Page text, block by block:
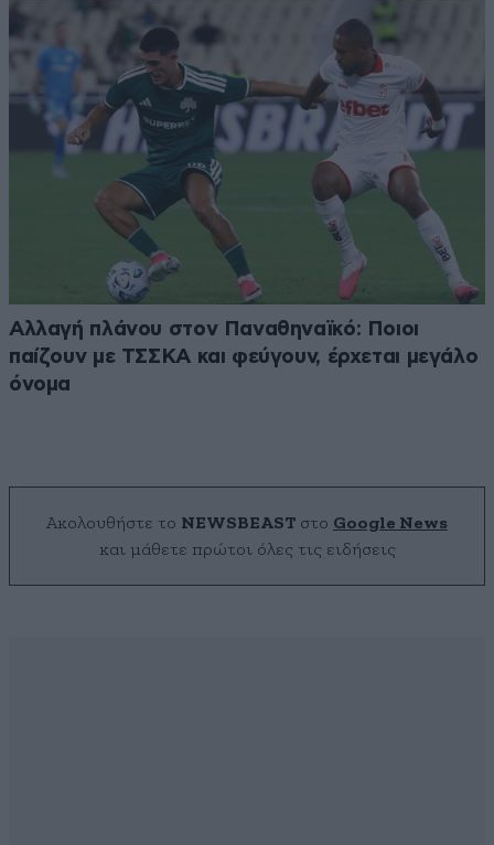
Αλλαγή πλάνου στον Παναθηναϊκό: Ποιοι
παίζουν με ΤΣΣΚΑ και φεύγουν, έρχεται μεγάλο
όνομα
Ακολουθήστε το NEWSBEAST στο Google News
και μάθετε πρώτοι όλες τις ειδήσεις